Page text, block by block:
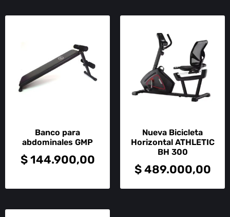
Banco para
abdominales GMP
$144.900,00
Nueva Bicicleta
Horizontal ATHLETIC
BH 300
$489.000,00